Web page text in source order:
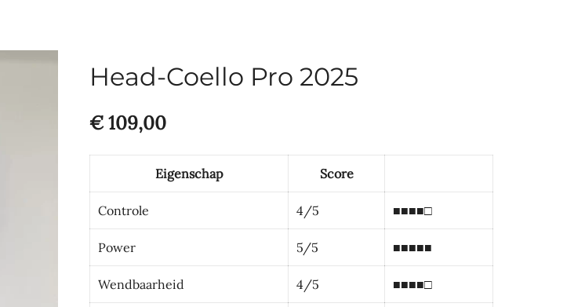
Head-Coello Pro 2025
€109,00
Eigenschap Score
Controle 4/5 ■■■■□
Power 5/5 ■■■■■
Wendbaarheid 4/5 ■■■■□